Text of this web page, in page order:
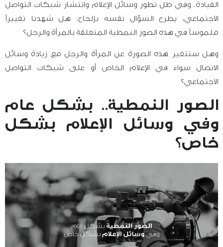
القيادة. وفي ظل تطور وسائل الإعلام وانتشار شبكات التواصل
الاجتماعي، يطرح السؤال نفسه بإلحاح: هل شهدنا تغييراً
ملموساً في هذه الصور النمطية المتعلقة بالمرأة والرجل؟
وهل ستتغير هذه الصورة عن المرأة والرجل مع زيادة وسائل
الاتصال سواء في الإعلام الخاص أو على شبكات التواصل
الاجتماعي؟
الصور النمطية.. بشكل عام
وفي وسائل الإعلام بشكل
خاص؟